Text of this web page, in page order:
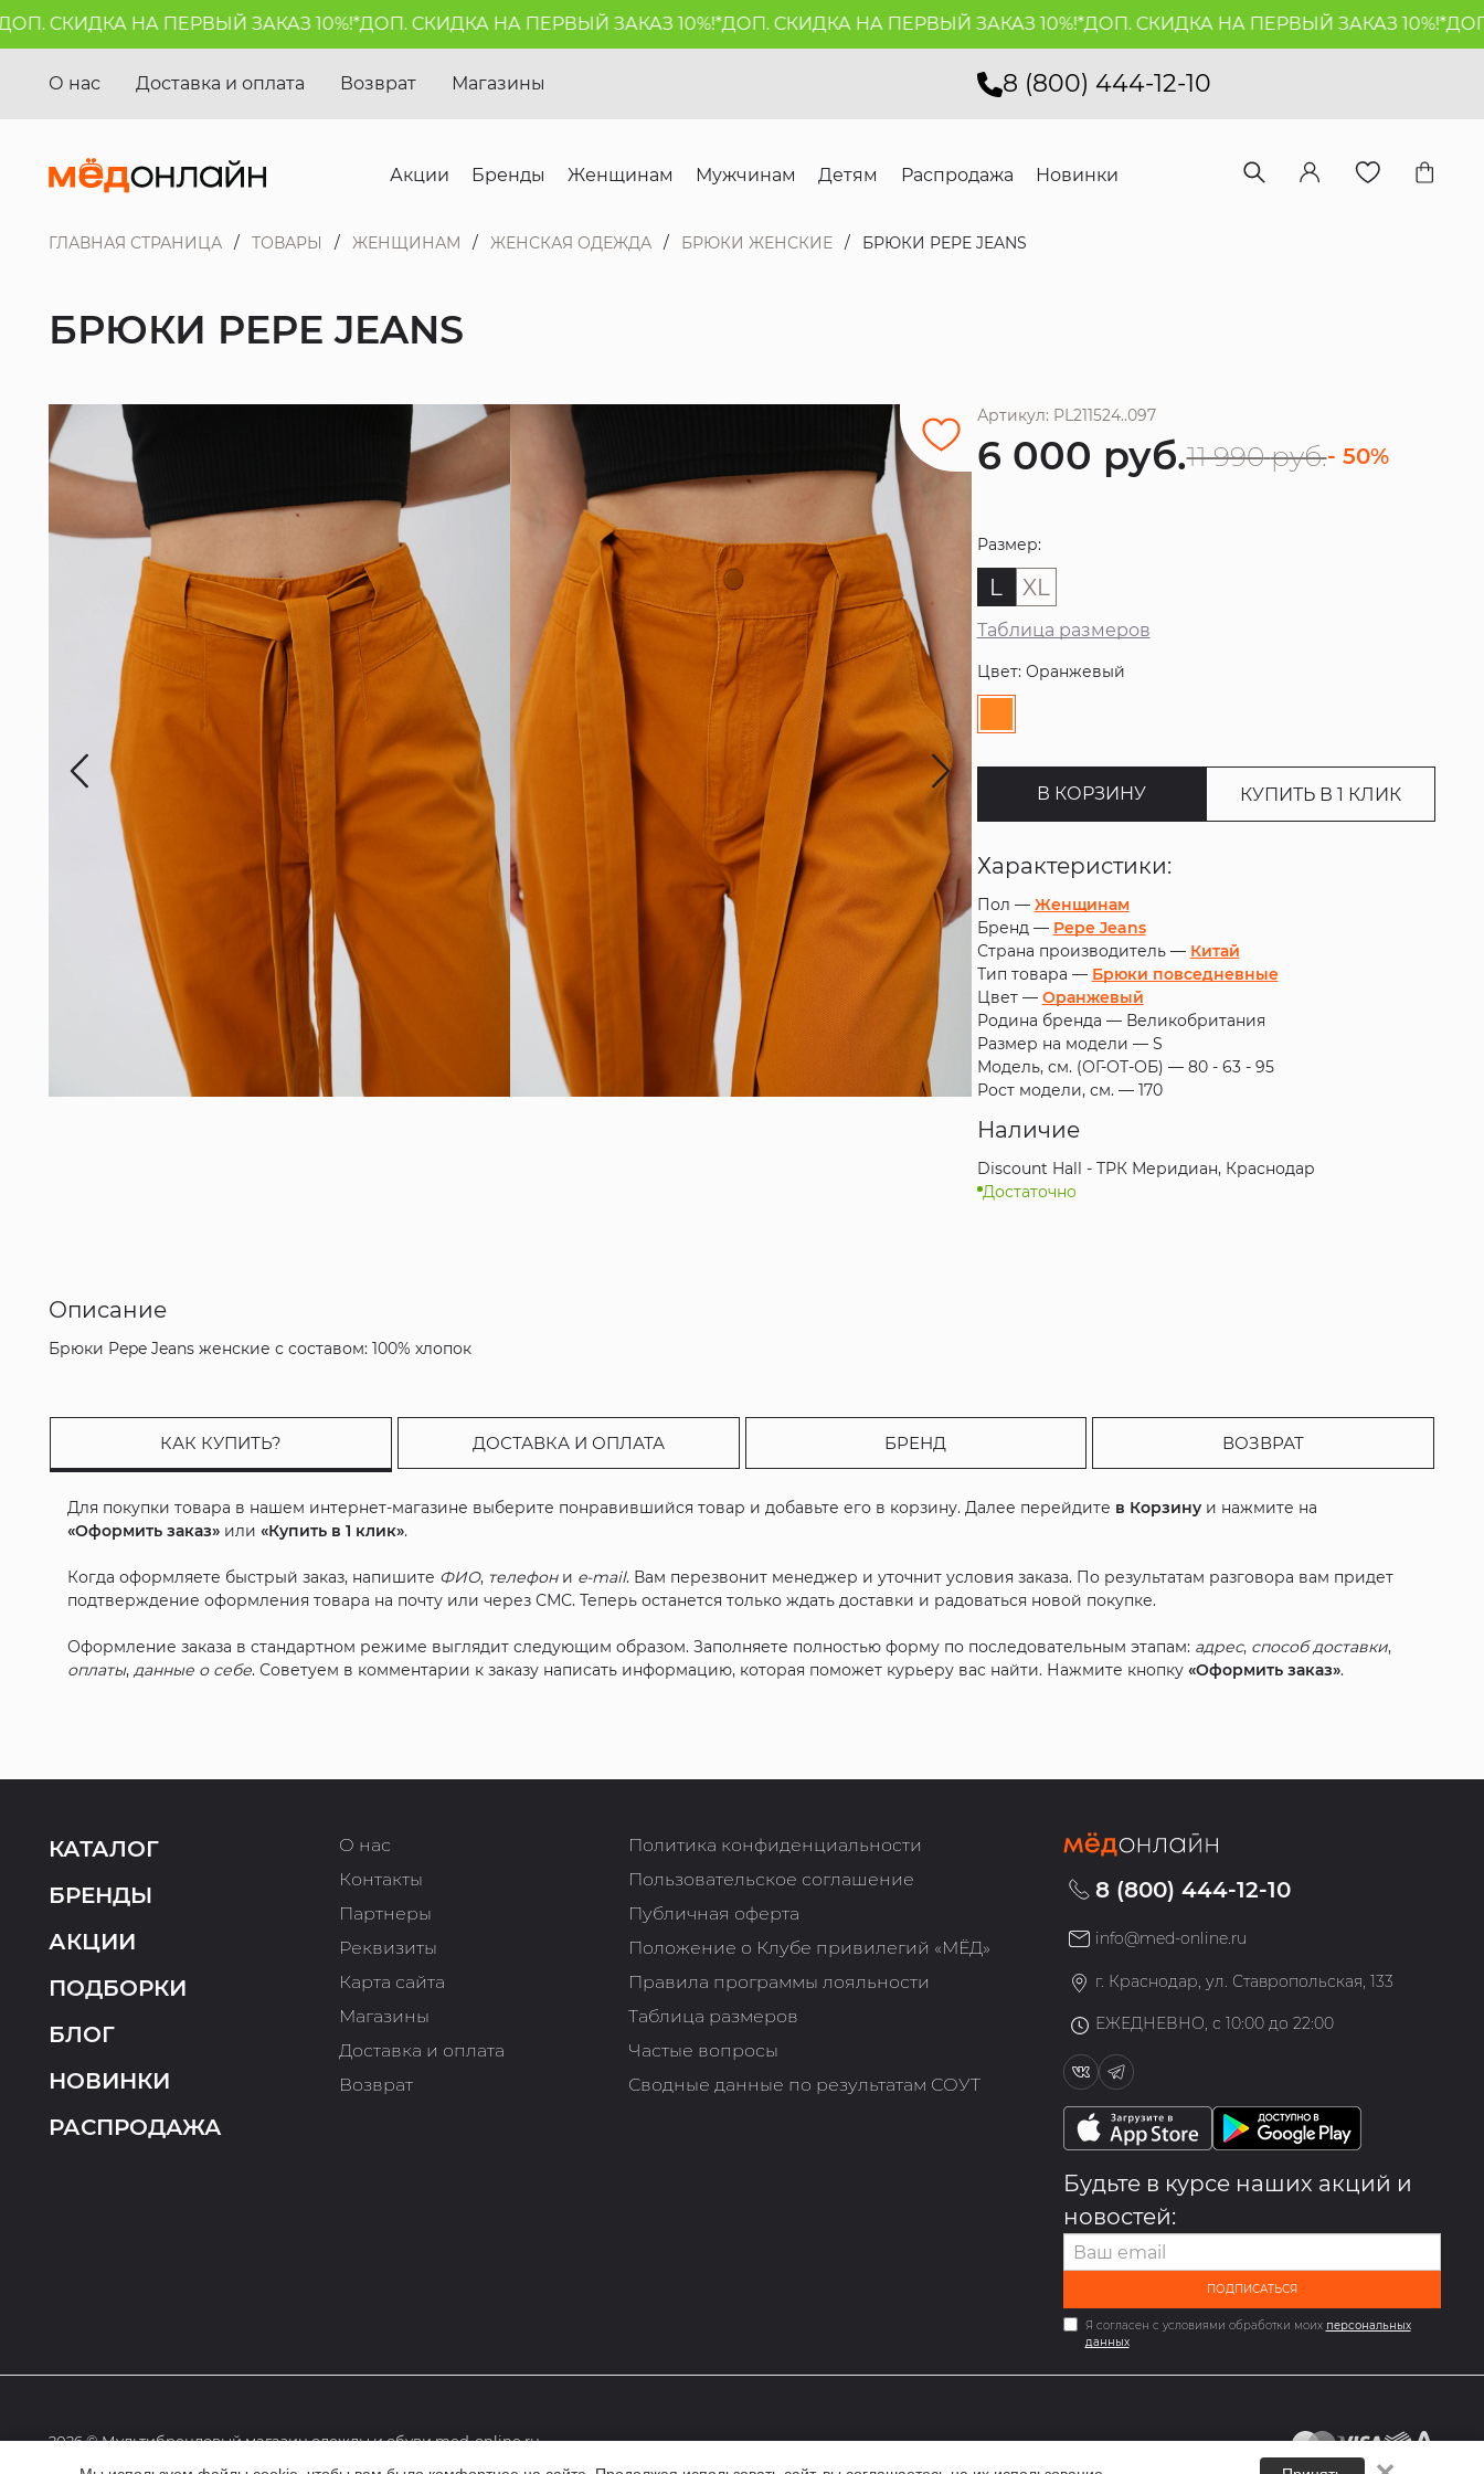
СКИДКА НА ПЕРВЫЙ ЗАКАЗ 10%!*ДОП. СКИДКА НА ПЕРВЫЙ ЗАКАЗ 10%!*ДОП. СКИДКА НА ПЕРВЫЙ ЗАКАЗ 10%!*ДОП. СКИДКА НА ПЕРВЫЙ ЗАКАЗ 10%!*ДОП.
8 (800) 444-12-10
О нас Доставка и оплата Возврат Магазины
Акции Бренды Женщинам Мужчинам Детям Распродажа Новинки
ГЛАВНАЯ СТРАНИЦА ТОВАРЫ ЖЕНЩИНАМ ЖЕНСКАЯ ОДЕЖДА БРЮКИ ЖЕНСКИЕ БРЮКИ PEPE JEANS
БРЮКИ PEPE JEANS
Артикул: PL211524..097
6 000 руб.11 990 руб.- 50%
Размер:
L XL
Таблица размеров
Цвет: Оранжевый
В КОРЗИНУ КУПИТЬ В 1 КЛИК
Характеристики:
Пол — Женщинам
Бренд — Pepe Jeans
Страна производитель — Китай
Тип товара — Брюки повседневные
Цвет — Оранжевый
Родина бренда — Великобритания
Размер на модели — S
Модель, см. (ОГ-ОТ-ОБ) — 80 - 63 - 95
Рост модели, см. — 170
Наличие
Discount Hall - ТРК Меридиан, Краснодар
Достаточно
Описание
Брюки Pepe Jeans женские с составом: 100% хлопок
КАК КУПИТЬ? ДОСТАВКА И ОПЛАТА БРЕНД ВОЗВРАТ
Для покупки товара в нашем интернет-магазине выберите понравившийся товар и добавьте его в корзину. Далее перейдите в Корзину и нажмите на
«Оформить заказ» или«Купить в 1 клик».
Когда оформляете быстрый заказ, напишите ФИО, телефони e-mail. Вам перезвонит менеджер и уточнит условия заказа. По результатам разговора вам придет
подтверждение оформления товара на почту или через СМС. Теперь останется только ждать доставки и радоваться новой покупке.
Оформление заказа в стандартном режиме выглядит следующим образом. Заполняете полностью форму по последовательным этапам: адрес, способ доставки,
оплаты,данные о себе. Советуем в комментарии к заказу написать информацию, которая поможет курьеру вас найти. Нажмите кнопку«Оформить заказ».
КАТАЛОГ
БРЕНДЫ
АКЦИИ
ПОДБОРКИ
БЛОГ
НОВИНКИ
РАСПРОДАЖА
О нас
Контакты
Партнеры
Реквизиты
Карта сайта
Магазины
Доставка и оплата
Возврат
Политика конфиденциальности
Пользовательское соглашение
Публичная оферта
Положение о Клубе привилегий «МЁД»
Правила программы лояльности
Таблица размеров
Частые вопросы
Сводные данные по результатам СОУТ
8 (800) 444-12-10
info@med-online.ru
г. Краснодар, ул. Ставропольская, 133
ЕЖЕДНЕВНО, с 10:00 до 22:00
Будьте в курсе наших акций и
новостей:
ПОДПИСАТЬСЯ
Я согласен с условиями обработки моих персональных
данных
2026 © Мультибрендовый магазин одежды и обуви med-online.ru